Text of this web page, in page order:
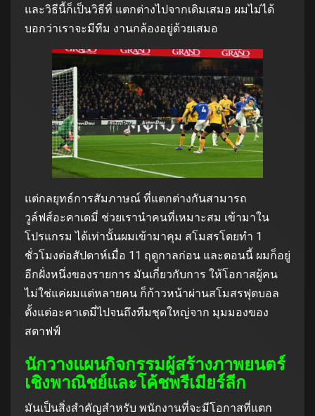
และวิธีนี้ก็เป็นวิธีที่ แตกต่างไปจากเดิมเสมอ ผมไม่ได้
บอกว่าเราจะมีทีม งานกล้องอยู่ด้วยเสมอ
แต่กลยุทธ์การสัมภาษณ์ ที่แตกต่างกันสามารถ
วูล์ฟส์อะคาเดมี่ ช่วยเรานําคนที่เหมาะสม เข้ามาใน
โปรแกรม ได้เท่านั้นผมเข้ามาคุม สโมสรโดยทํา 1
ชั่วโมงต่อสัปดาห์เมื่อ 11 ฤดูกาลก่อน และตอนนี้ ผมก็อยู่
อีกฝั่งหนึ่งของรายการ มันเกี่ยวกับการ ให้โอกาสผู้คน
ไม่ใช่แค่ผมแต่หลายคน ก็ก้าวหน้าผ่านสโมสรฟุตบอล
ตั้งแต่อะคาเดมี่ไปจนถึงทีมชุดใหญ่จาก มุมมองของ
สตาฟฟ์
นักวางแผนกิจกรรมผู้สร้างภาพยนตร์
เชิงพาณิชย์และโค้ชพรีเมียร์ลีก
มันเป็นสิ่งสําคัญสําหรับ พนักงานที่จะมีโอกาสที่แตก